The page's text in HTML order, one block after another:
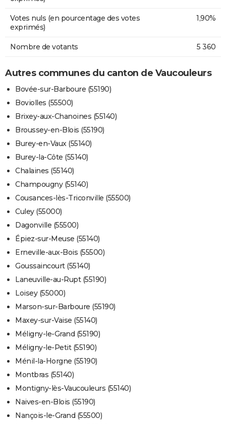
Votes nuls (en pourcentage des votes
exprimés)
1,90%
Nombre de votants 5 360
Autres communes du canton de Vaucouleurs
Bovée-sur-Barboure (55190)
Boviolles (55500)
Brixey-aux-Chanoines (55140)
Broussey-en-Blois (55190)
Burey-en-Vaux (55140)
Burey-la-Côte (55140)
Chalaines (55140)
Champougny (55140)
Cousances-lès-Triconville (55500)
Culey (55000)
Dagonville (55500)
Épiez-sur-Meuse (55140)
Erneville-aux-Bois (55500)
Goussaincourt (55140)
Laneuville-au-Rupt (55190)
Loisey (55000)
Marson-sur-Barboure (55190)
Maxey-sur-Vaise (55140)
Méligny-le-Grand (55190)
Méligny-le-Petit (55190)
Ménil-la-Horgne (55190)
Montbras (55140)
Montigny-lès-Vaucouleurs (55140)
Naives-en-Blois (55190)
Nançois-le-Grand (55500)